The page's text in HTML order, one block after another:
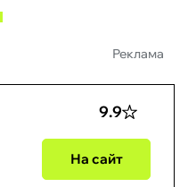
Реклама
9.9
На сайт